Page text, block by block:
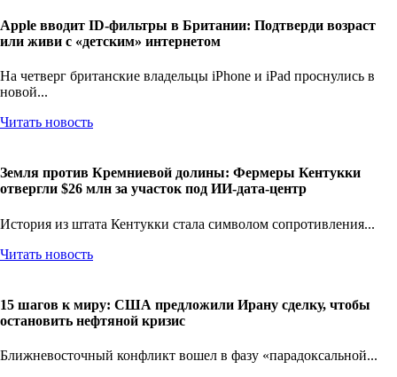
Apple вводит ID-фильтры в Британии: Подтверди возраст
или живи с «детским» интернетом
На четверг британские владельцы iPhone и iPad проснулись в
новой...
Читать новость
Земля против Кремниевой долины: Фермеры Кентукки
отвергли $26 млн за участок под ИИ-дата-центр
История из штата Кентукки стала символом сопротивления...
Читать новость
15 шагов к миру: США предложили Ирану сделку, чтобы
остановить нефтяной кризис
Ближневосточный конфликт вошел в фазу «парадоксальной...